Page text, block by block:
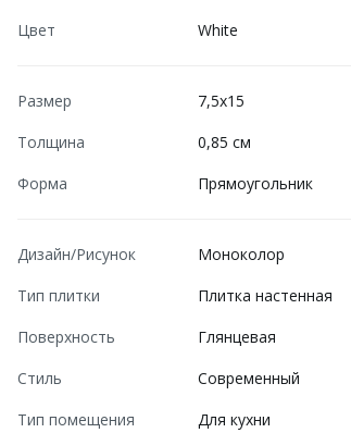
Цвет
White
Размер
7,5x15
Толщина
0,85 см
Форма
Прямоугольник
Дизайн/Рисунок
Моноколор
Тип плитки
Плитка настенная
Поверхность
Глянцевая
Стиль
Современный
Тип помещения
Для кухни